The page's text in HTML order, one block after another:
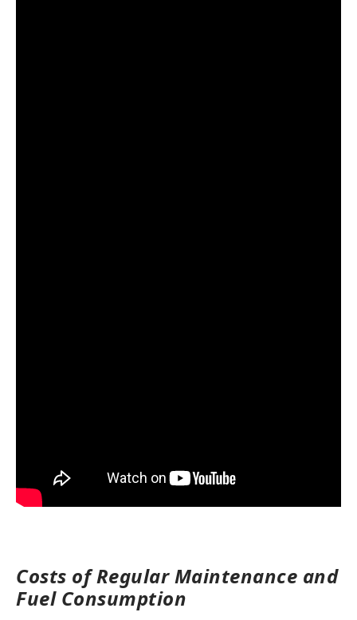
Costs of Regular Maintenance and
Fuel Consumption